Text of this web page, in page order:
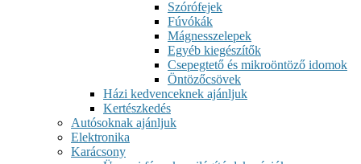
Szórófejek
Fúvókák
Mágnesszelepek
Egyéb kiegészítők
Csepegtető és mikroöntöző idomok
Öntözőcsövek
Házi kedvenceknek ajánljuk
Kertészkedés
Autósoknak ajánljuk
Elektronika
Karácsony